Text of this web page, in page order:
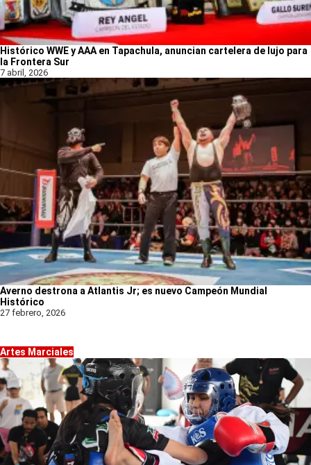
Histórico WWE y AAA en Tapachula, anuncian cartelera de lujo para
la Frontera Sur
7 abril, 2026
Averno destrona a Atlantis Jr; es nuevo Campeón Mundial
Histórico
27 febrero, 2026
Artes Marciales